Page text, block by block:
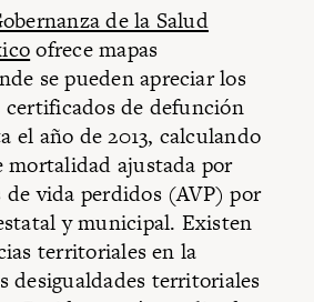
de la Salud
ofrece mapas
se pueden apreciar los
certificados de defunción
el año de 2013, calculando
mortalidad ajustada por
de vida perdidos (AVP) por
y municipal. Existen
territoriales en la
desigualdades territoriales